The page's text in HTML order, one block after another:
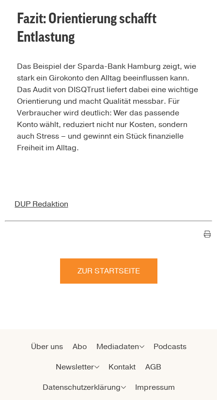
Fazit: Orientierung schafft
Entlastung
Das Beispiel der Sparda-Bank Hamburg zeigt, wie
stark ein Girokonto den Alltag beeinflussen kann.
Das Audit von DISQTrust liefert dabei eine wichtige
Orientierung und macht Qualität messbar. Für
Verbraucher wird deutlich: Wer das passende
Konto wählt, reduziert nicht nur Kosten, sondern
auch Stress – und gewinnt ein Stück finanzielle
Freiheit im Alltag.
DUP Redaktion
ZUR STARTSEITE
Über uns Abo Mediadaten
Podcasts
Newsletter
Kontakt
AGB
Datenschutzerklärung
Impressum